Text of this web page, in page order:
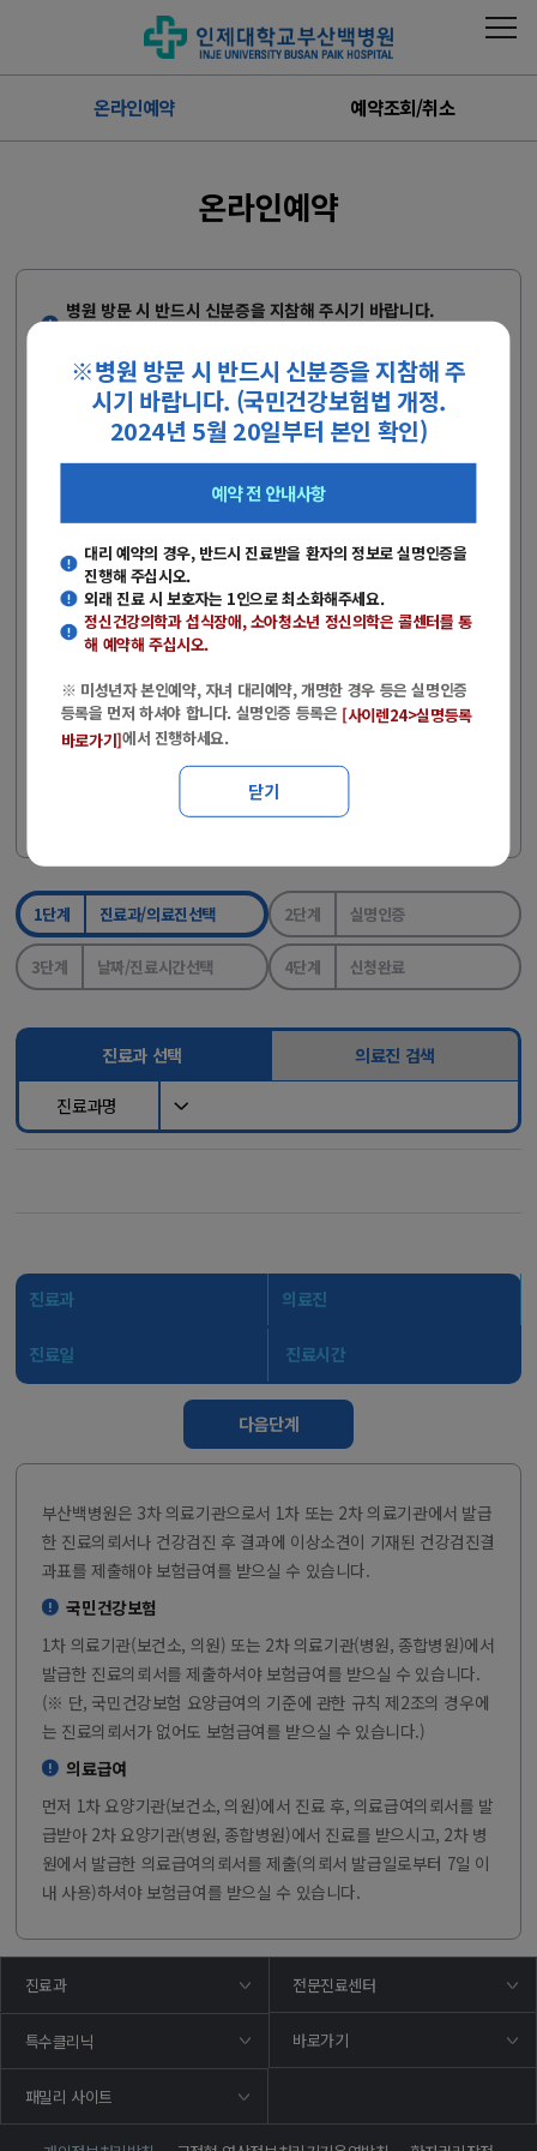
온라인예약 예약조회/취소
※병원 방문 시 반드시 신분증을 지참해 주
시기 바랍니다. (국민건강보험법 개정.
2024년 5월 20일부터 본인 확인)
예약 전 안내사항
대리 예약의 경우, 반드시 진료받을 환자의 정보로 실명인증을
진행해 주십시오.
외래 진료 시 보호자는 1인으로 최소화해주세요.
정신건강의학과 섭식장애, 소아청소년 정신의학은 콜센터를 통
해 예약해 주십시오.
※ 미성년자 본인예약, 자녀 대리예약, 개명한 경우 등은 실명인증
등록을 먼저 하셔야 합니다. 실명인증 등록은 [사이렌24>실명등록
바로가기]에서 진행하세요.
닫기
온라인예약
병원 방문 시 반드시 신분증을 지참해 주시기 바랍니다.
보호자께서 대리 예약을 하시는 경우, 반드시 진료받을 환자의
정보로 실명인증을 진행해 주십시오
정신건강의학과 섭식장애, 소아청소년 정신의학은 콜센터를 통
외래진료 예약 전 안내사항
- 인터넷 예약은 신청일 기준 2일 이후의 진료부터 예약 가능합니다.
(주말·공휴일 제외)
- 당일 외래 진료를 원하는 경우에는 콜센터로 전화문의 후 방문해주
시기 바랍니다.
- 전화예약 : 051-890-6114
※ 미성년자 본인예약, 자녀 대리예약, 개명한 경우 등은 실명인증
등록을 먼저 하셔야 합니다.
[사이렌24>실명등록 바로가기]
1단계 진료과/의료진선택 2단계 실명인증
3단계 날짜/진료시간선택 4단계 신청완료
진료과 선택 의료진 검색
진료과명
진료과 의료진
진료일 진료시간
다음단계
부산백병원은 3차 의료기관으로서 1차 또는 2차 의료기관에서 발급
한 진료의뢰서나 건강검진 후 결과에 이상소견이 기재된 건강검진결
과표를 제출해야 보험급여를 받으실 수 있습니다.
국민건강보험
1차 의료기관(보건소, 의원) 또는 2차 의료기관(병원, 종합병원)에서
발급한 진료의뢰서를 제출하셔야 보험급여를 받으실 수 있습니다.
(※ 단, 국민건강보험 요양급여의 기준에 관한 규칙 제2조의 경우에
는 진료의뢰서가 없어도 보험급여를 받으실 수 있습니다.)
의료급여
먼저 1차 요양기관(보건소, 의원)에서 진료 후, 의료급여의뢰서를 발
급받아 2차 요양기관(병원, 종합병원)에서 진료를 받으시고, 2차 병
원에서 발급한 의료급여의뢰서를 제출(의뢰서 발급일로부터 7일 이
내 사용)하셔야 보험급여를 받으실 수 있습니다.
진료과 전문진료센터
특수클리닉 바로가기
패밀리 사이트